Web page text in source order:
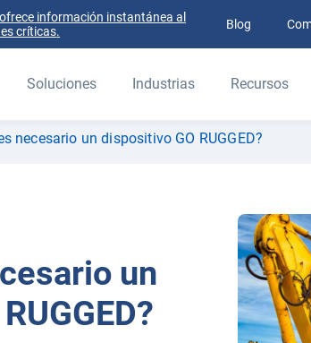
información instantánea al
críticas.
Blog
Soluciones Industrias Recursos
necesario un dispositivo GO RUGGED?
un